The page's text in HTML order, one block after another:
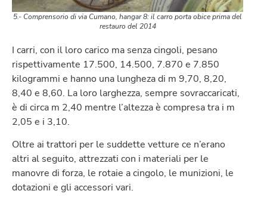
5.- Comprensorio di via Cumano, hangar 8: il carro porta obice prima del
restauro del 2014
I carri, con il loro carico ma senza cingoli, pesano
rispettivamente 17.500, 14.500, 7.870 e 7.850
kilogrammi e hanno una lungheza di m 9,70, 8,20,
8,40 e 8,60. La loro larghezza, sempre sovraccaricati,
è di circa m 2,40 mentre l’altezza è compresa tra i m
2,05 e i 3,10.
Oltre ai trattori per le suddette vetture ce n’erano
altri al seguito, attrezzati con i materiali per le
manovre di forza, le rotaie a cingolo, le munizioni, le
dotazioni e gli accessori vari.